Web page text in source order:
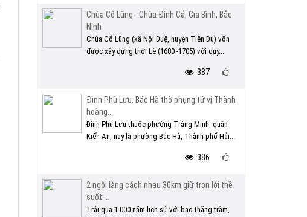
Chùa Cổ Lũng - Chùa Đình Cả, Gia Bình, Bắc
Ninh
Chùa Cổ Lũng (xã Nội Duệ, huyện Tiên Du) vốn
được xây dựng thời Lê (1680 -1705) với quy...
387
Đình Phù Lưu, Bắc Hà thờ phụng tứ vị Thành
hoàng...
Đình Phù Lưu thuộc phường Tràng Minh, quận
Kiến An, nay là phường Bắc Hà, Thành phố Hải...
386
2 ngôi làng cách nhau 30km giữ trọn lời thề
suốt...
Trải qua 1.000 năm lịch sử với bao thăng trầm,